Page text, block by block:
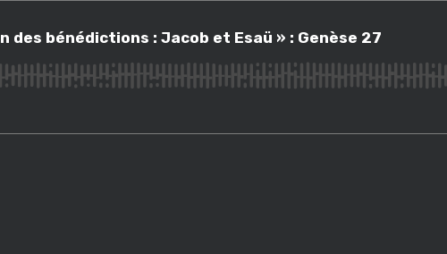
des bénédictions : Jacob et Esaü » : Genèse 27
des bénédictions : Jacob et Esaü » : Genèse 27